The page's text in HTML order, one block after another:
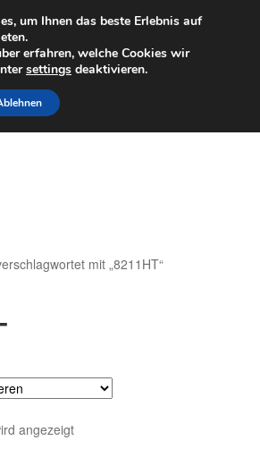
ab 6 EUR
Uhr · 0175 7465658
mit „8211HT“
angezeigt
um Ihnen das beste Erlebnis auf
erfahren, welche Cookies wir
settings deaktivieren.